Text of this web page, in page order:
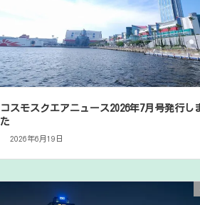
コスモスクエアニュース2026年7月号発行し
た
2026年6月19日